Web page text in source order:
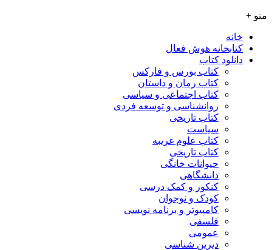
منو +
خانه
کتابخانه هوش فعال
دانلود کتاب
کتاب بورس و فارکس
کتاب رمان و داستان
کتاب اجتماعی و سیاسی
روانشناسی و توسعه فردی
کتاب تاریخی
سیاست
کتاب علوم غریبه
کتاب تاریخی
حیوانات خانگی
دانشگاهی
کنکور و کمک‌ درسی
کودک و نوجوان
کامپیوتر و برنامه نویسی
فلسفی
عمومی
دیرین شناسی